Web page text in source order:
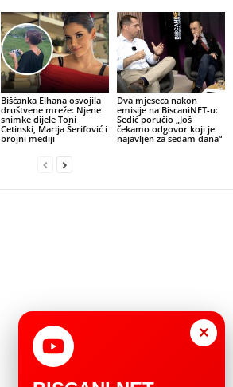
Bišćanka Elhana osvojila
društvene mreže: Njene
snimke dijele Toni
Cetinski, Marija Šerifović i
brojni mediji
Dva mjeseca nakon
emisije na BiscaniNET-u:
Sedić poručio „Još
čekamo odgovor koji je
najavljen za sedam dana“
×